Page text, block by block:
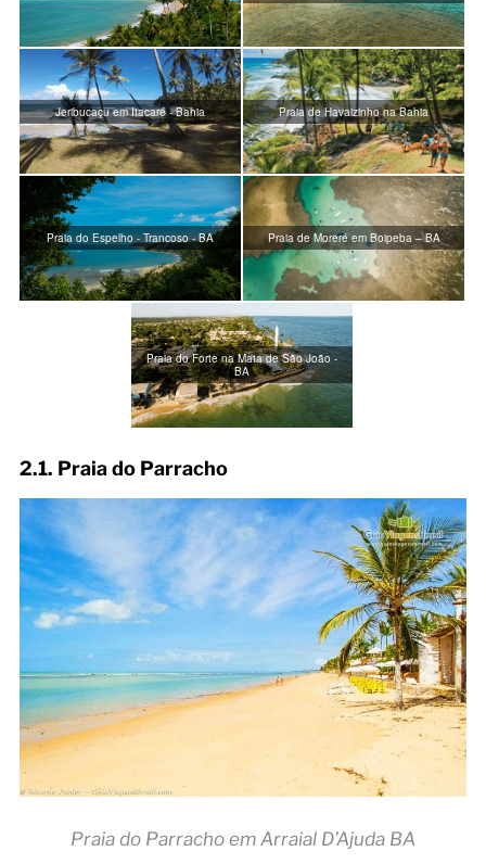
Jeribucaçu em Itacaré - Bahia Praia de Havaizinho na Bahia
Praia do Espelho - Trancoso - BA Praia de Moreré em Boipeba – BA
Praia do Forte na Mata de São João -
BA
2.1. Praia do Parracho
Praia do Parracho em Arraial D’Ajuda BA